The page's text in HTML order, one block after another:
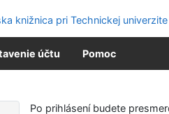
účtu Pomoc
Po prihlásení budete